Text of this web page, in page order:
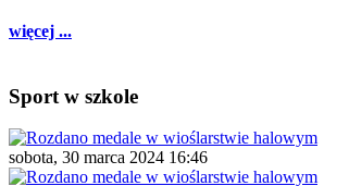
więcej ...
Sport w szkole
sobota, 30 marca 2024 16:46